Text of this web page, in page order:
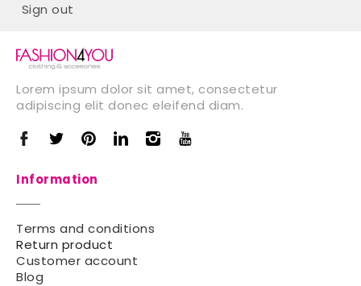
Sign out
Lorem ipsum dolor sit amet, consectetur
adipiscing elit donec eleifend diam.
Information
Terms and conditions
Return product
Customer account
Blog